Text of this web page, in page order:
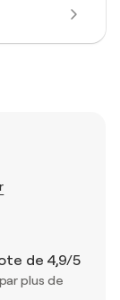
de 4,9/5
plus de